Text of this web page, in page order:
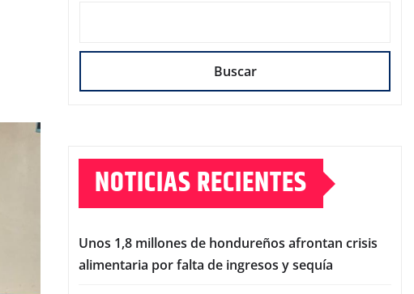
Buscar
NOTICIAS RECIENTES
Unos 1,8 millones de hondureños afrontan crisis
alimentaria por falta de ingresos y sequía